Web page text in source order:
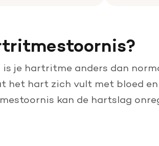
je hartritme anders dan
het hart zich vult met bloed
kan de hartslag